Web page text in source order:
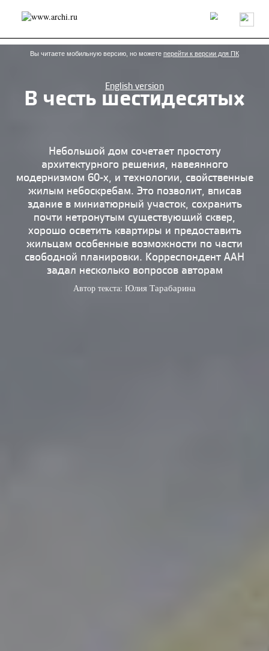
Россия Мир Технологии Интерьер Пресса
Архитекторы
Проекты
Конкурсы События Книги Вакансии
send.project Анонсы конкурсов
Блог
Исследование
Иностранцы в России
Интерьер
Наследие Образование
Урбанистика
Эко
Вы читаете мобильную версию, но можете перейти к версии для ПК
English version
В честь шестидесятых
Небольшой дом сочетает простоту
архитектурного решения, навеянного
модернизмом 60-х, и технологии, свойственные
жилым небоскребам. Это позволит, вписав
здание в миниатюрный участок, сохранить
почти нетронутым существующий сквер,
хорошо осветить квартиры и предоставить
жильцам особенные возможности по части
свободной планировки. Корреспондент ААН
задал несколько вопросов авторам
Автор текста: Юлия Тарабарина